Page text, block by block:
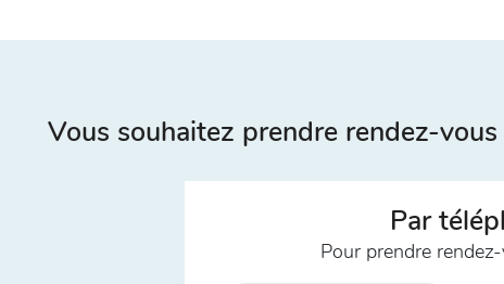
Vous souhaitez prendre rendez-
Par
Pour prendre